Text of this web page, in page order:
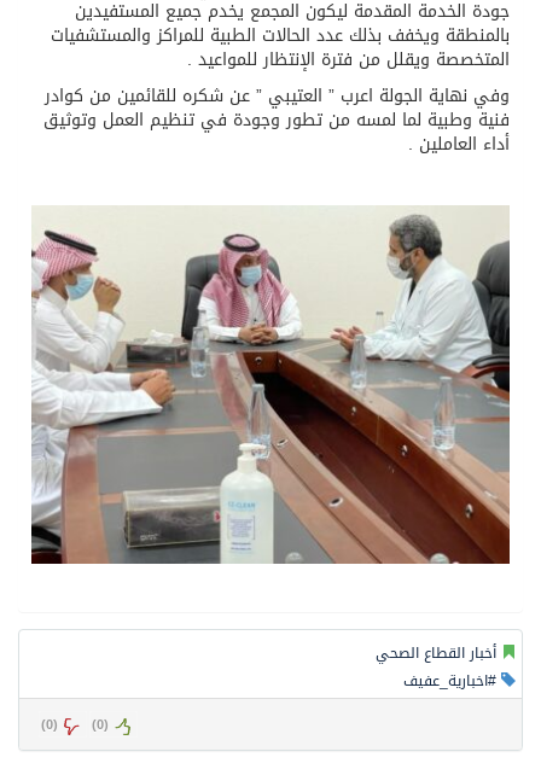
جودة الخدمة المقدمة ليكون المجمع يخدم جميع المستفيدين
بالمنطقة ويخفف بذلك عدد الحالات الطبية للمراكز والمستشفيات
المتخصصة ويقلل من فترة الإنتظار للمواعيد .
وفي نهاية الجولة اعرب ” العتيبي ” عن شكره للقائمين من كوادر
فنية وطبية لما لمسه من تطور وجودة في تنظيم العمل وتوثيق
أداء العاملين .
أخبار القطاع الصحي
#اخبارية_عفيف
(
0
) (
0
)